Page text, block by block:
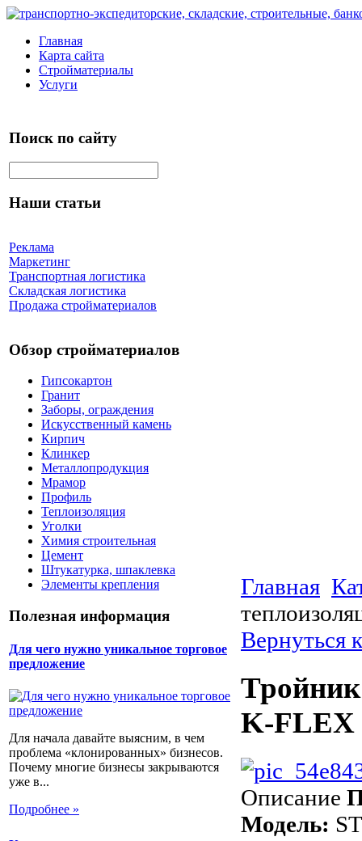
Главная
Карта сайта
Стройматериалы
Услуги
Поиск по сайту
Наши статьи
Реклама
Маркетинг
Транспортная логистика
Складская логистика
Продажа стройматериалов
Обзор стройматериалов
Гипсокартон
Гранит
Заборы, ограждения
Искусственный камень
Кирпич
Клинкер
Металлопродукция
Мрамор
Профиль
Теплоизоляция
Уголки
Химия строительная
Цемент
Штукатурка, шпаклевка
Элементы крепления
Полезная информация
Для чего нужно уникальное торговое
предложение
Для начала давайте выясним, в чем
проблема «клонированных» бизнесов.
Почему многие бизнесы закрываются
уже в...
Подробнее »
Главная
Вернуться
K-FLEX
Описание
Модель: ST